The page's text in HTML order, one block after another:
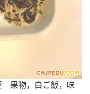
果物，白ご飯，味